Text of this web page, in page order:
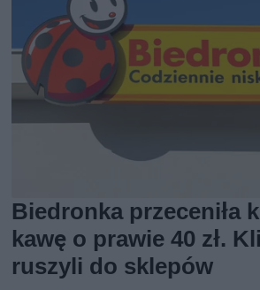
Biedronka przeceniła
kawę o prawie 40 zł.
ruszyli do sklepów